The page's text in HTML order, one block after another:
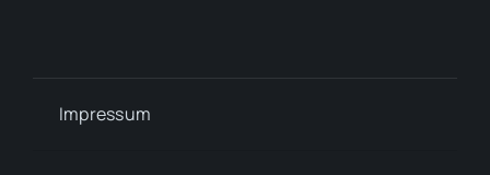
Impressum